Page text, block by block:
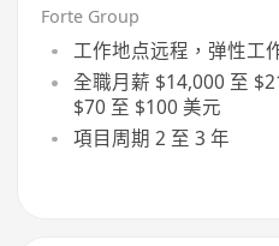
Forte Group
工作地点远程，弹性工
全職月薪 $14,000 至
$70 至 $100 美元
項目周期 2 至 3 年